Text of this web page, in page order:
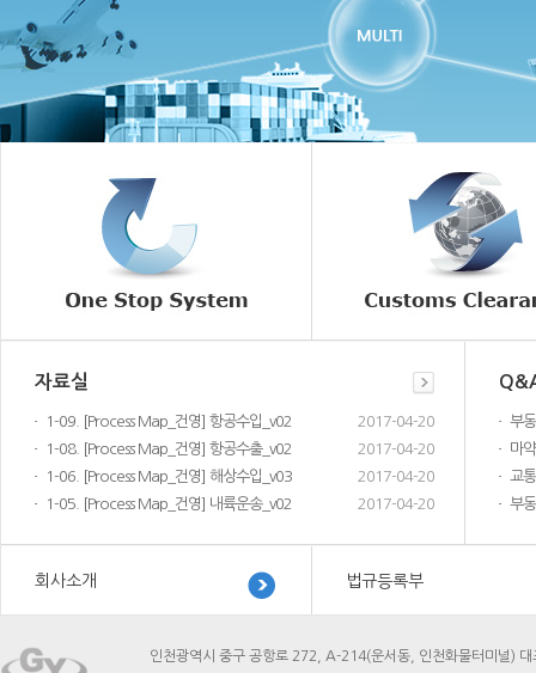
자료실
1-09. [Process Map_건영] 항공수입_v02
2017-04-20
1-08. [Process Map_건영] 항공수출_v02
2017-04-20
1-06. [Process Map_건영] 해상수입_v03
2017-04-20
1-05. [Process Map_건영] 내륙운송_v02
2017-04-20
회사소개 법규등록부
인천광역시 중구 공항로 272, A-214(운서동, 인천화물터미널